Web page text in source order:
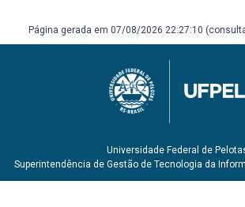
Página gerada em 07/08/2026 22:27:10
Universidade Federal de
Superintendência de Gestão de Tecnologia da